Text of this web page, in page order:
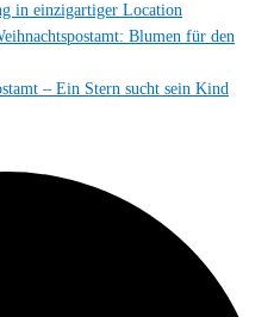
in einzigartiger Location
Blumen für den
– Ein Stern sucht sein Kind